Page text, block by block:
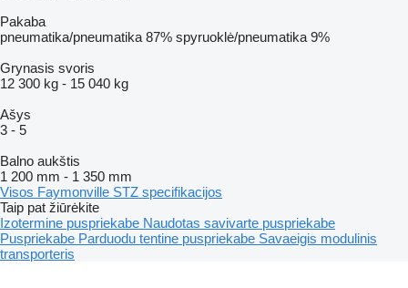
Pakaba
pneumatika/pneumatika 87% spyruoklė/pneumatika 9%
Grynasis svoris
12 300 kg - 15 040 kg
Ašys
3 - 5
Balno aukštis
1 200 mm - 1 350 mm
Visos Faymonville STZ specifikacijos
Taip pat žiūrėkite
Izotermine puspriekabe Naudotas savivarte puspriekabe
Puspriekabe Parduodu tentine puspriekabe Savaeigis modulinis
transporteris